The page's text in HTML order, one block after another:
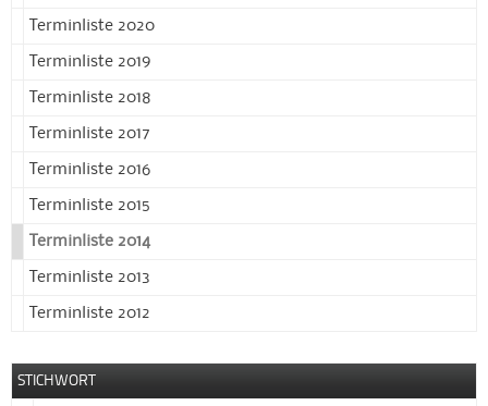
Terminliste 2020
Terminliste 2019
Terminliste 2018
Terminliste 2017
Terminliste 2016
Terminliste 2015
Terminliste 2014
Terminliste 2013
Terminliste 2012
STICHWORT